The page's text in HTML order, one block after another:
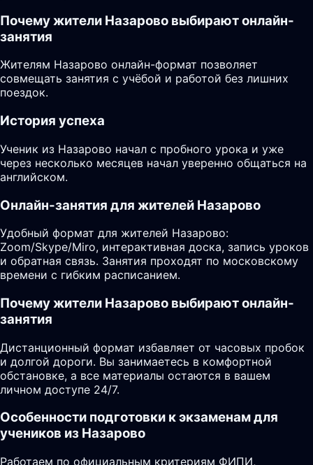
Почему жители Назарово выбирают онлайн-
занятия
Жителям Назарово онлайн-формат позволяет
совмещать занятия с учёбой и работой без лишних
поездок.
История успеха
Ученик из Назарово начал с пробного урока и уже
через несколько месяцев начал уверенно общаться на
английском.
Онлайн-занятия для жителей Назарово
Удобный формат для жителей Назарово:
Zoom/Skype/Miro, интерактивная доска, запись уроков
и обратная связь. Занятия проходят по московскому
времени с гибким расписанием.
Почему жители Назарово выбирают онлайн-
занятия
Дистанционный формат избавляет от часовых пробок
и долгой дороги. Вы занимаетесь в комфортной
обстановке, а все материалы остаются в вашем
личном доступе 24/7.
Особенности подготовки к экзаменам для
учеников из Назарово
Работаем по официальным критериям ФИПИ,